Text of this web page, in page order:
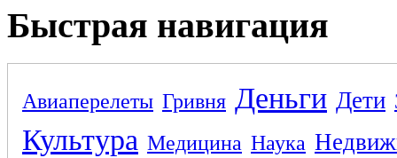
Быстрая навигация
Авиаперелеты Гривня Деньги Дети
Культура Медицина Наука